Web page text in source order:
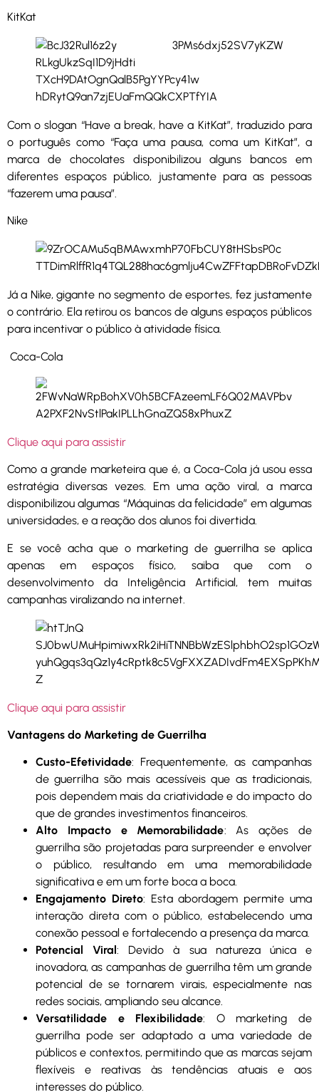
KitKat
Com o slogan “Have a break, have a KitKat”, traduzido para
o português como “Faça uma pausa, coma um KitKat”, a
marca de chocolates disponibilizou alguns bancos em
diferentes espaços público, justamente para as pessoas
“fazerem uma pausa”.
Nike
Já a Nike, gigante no segmento de esportes, fez justamente
o contrário. Ela retirou os bancos de alguns espaços públicos
para incentivar o público à atividade física.
Coca-Cola
Clique aqui para assistir
Como a grande marketeira que é, a Coca-Cola já usou essa
estratégia diversas vezes. Em uma ação viral, a marca
disponibilizou algumas “Máquinas da felicidade” em algumas
universidades, e a reação dos alunos foi divertida.
E se você acha que o marketing de guerrilha se aplica
apenas em espaços físico, saiba que com o
desenvolvimento da Inteligência Artificial, tem muitas
campanhas viralizando na internet.
Clique aqui para assistir
Vantagens do Marketing de Guerrilha
Custo-Efetividade: Frequentemente, as campanhas
de guerrilha são mais acessíveis que as tradicionais,
pois dependem mais da criatividade e do impacto do
que de grandes investimentos financeiros.
Alto Impacto e Memorabilidade: As ações de
guerrilha são projetadas para surpreender e envolver
o público, resultando em uma memorabilidade
significativa e em um forte boca a boca.
Engajamento Direto: Esta abordagem permite uma
interação direta com o público, estabelecendo uma
conexão pessoal e fortalecendo a presença da marca.
Potencial Viral: Devido à sua natureza única e
inovadora, as campanhas de guerrilha têm um grande
potencial de se tornarem virais, especialmente nas
redes sociais, ampliando seu alcance.
Versatilidade e Flexibilidade: O marketing de
guerrilha pode ser adaptado a uma variedade de
públicos e contextos, permitindo que as marcas sejam
flexíveis e reativas às tendências atuais e aos
interesses do público.